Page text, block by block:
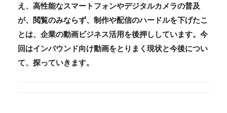
え、高性能なスマートフォンやデジタルカメラの普及
が、閲覧のみならず、制作や配信のハードルを下げたこ
とは、企業の動画ビジネス活用を後押ししています。今
回はインバウンド向け動画をとりまく現状と今後につい
て、探っていきます。